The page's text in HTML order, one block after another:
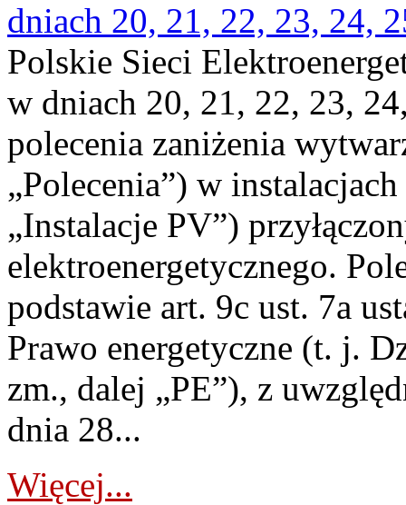
dniach 20, 21, 22, 23, 24,
Polskie Sieci
w dniach 20, 21, 22, 23,
polecenia zaniżenia
„Polecenia”) w
„Instalacje PV”)
elektroenergetycznego.
podstawie art. 9c ust. 7a
Prawo energetyczne (t. j.
zm., dalej „PE”), z
dnia 28...
Więcej...